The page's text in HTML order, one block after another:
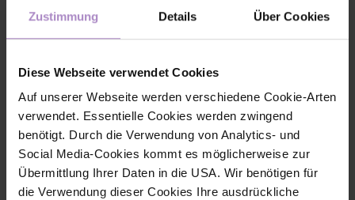
Zustimmung Details Über Cookies
Diese Webseite verwendet Cookies
Auf unserer Webseite werden verschiedene Cookie-Arten
verwendet. Essentielle Cookies werden zwingend
benötigt. Durch die Verwendung von Analytics- und
Social Media-Cookies kommt es möglicherweise zur
Übermittlung Ihrer Daten in die USA. Wir benötigen für
die Verwendung dieser Cookies Ihre ausdrückliche